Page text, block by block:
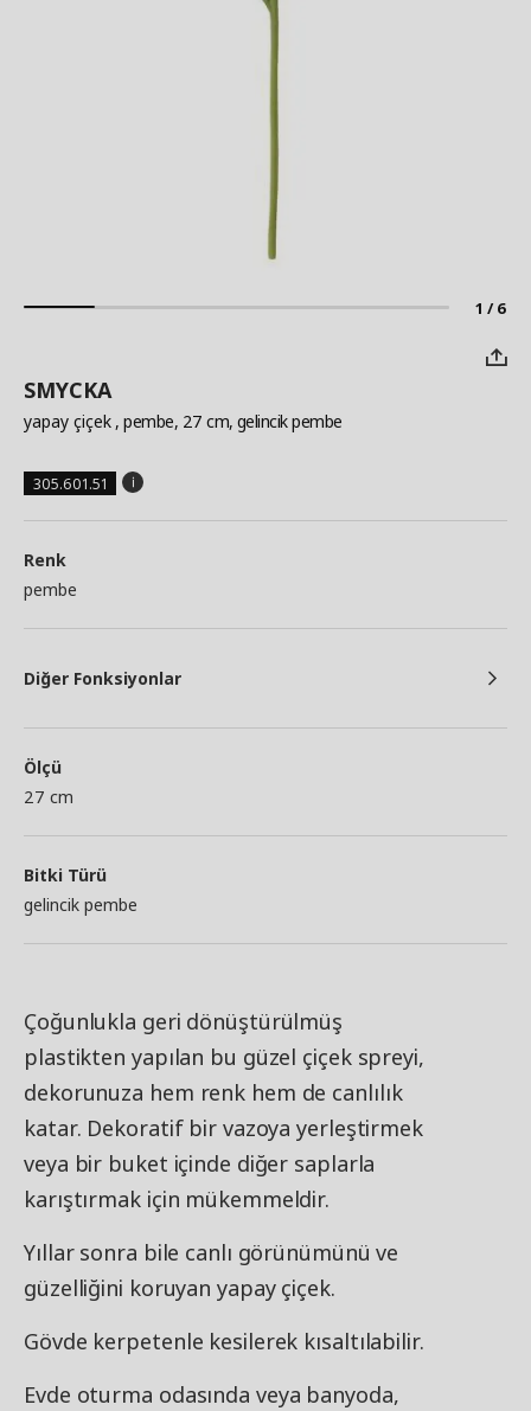
1 / 6
SMYCKA
yapay çiçek , pembe, 27 cm, gelincik pembe
305.601.51
Renk
pembe
Diğer Fonksiyonlar
Ölçü
27 cm
Bitki Türü
gelincik pembe
Çoğunlukla geri dönüştürülmüş
plastikten yapılan bu güzel çiçek spreyi,
dekorunuza hem renk hem de canlılık
katar. Dekoratif bir vazoya yerleştirmek
veya bir buket içinde diğer saplarla
karıştırmak için mükemmeldir.
Yıllar sonra bile canlı görünümünü ve
güzelliğini koruyan yapay çiçek.
Gövde kerpetenle kesilerek kısaltılabilir.
Evde oturma odasında veya banyoda,